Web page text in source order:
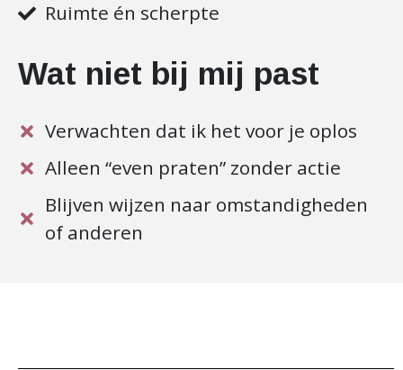
Ruimte én scherpte
Wat niet bij mij past
Verwachten dat ik het voor je oplos
Alleen “even praten” zonder actie
Blijven wijzen naar omstandigheden
of anderen